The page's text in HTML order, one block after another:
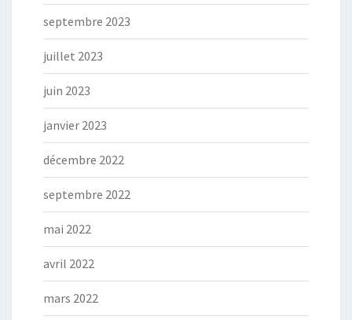
septembre 2023
juillet 2023
juin 2023
janvier 2023
décembre 2022
septembre 2022
mai 2022
avril 2022
mars 2022